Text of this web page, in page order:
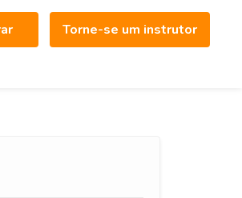
Torne-se um instrutor